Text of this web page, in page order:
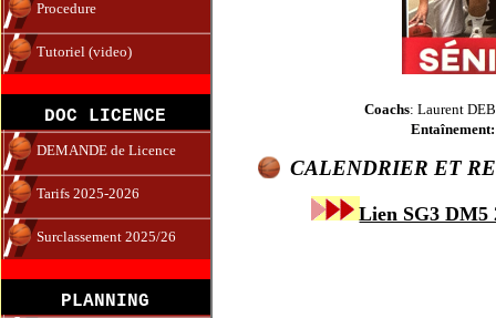
Procedure
Tutoriel (video)
DOC LICENCE
DEMANDE de Licence
Tarifs 2025-2026
Surclassement 2025/26
PLANNING
Coachs: Laurent
Entaînement:
CALENDRIER ET
Lien SG3 DM5